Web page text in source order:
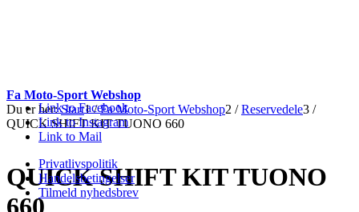
Link to Facebook
Link to Instagram
Link to Mail
Privatlivspolitik
Handelsbetingelser
Tilmeld nyhedsbrev
Fa Moto-Sport Webshop
Du er her: Start1 / Fa Moto-Sport Webshop2 / Reservedele3 /
QUICK SHIFT KIT TUONO 660
QUICK SHIFT KIT TUONO